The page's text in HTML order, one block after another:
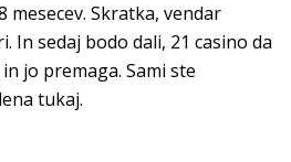
mesecev. Skratka, vendar
In sedaj bodo dali, 21 casino da
jo premaga. Sami ste
tukaj.